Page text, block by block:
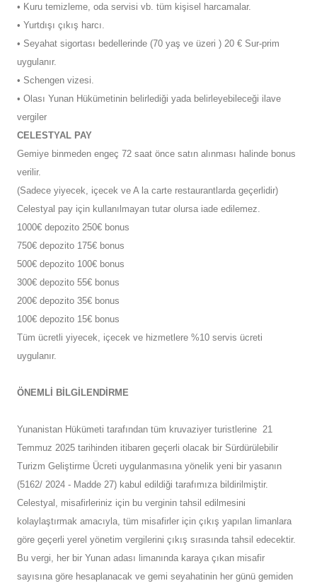
• Kuru temizleme, oda servisi vb. tüm kişisel harcamalar.
• Yurtdışı çıkış harcı.
• Seyahat sigortası bedellerinde (70 yaş ve üzeri ) 20 € Sur-prim
uygulanır.
• Schengen vizesi.
• Olası Yunan Hükümetinin belirlediği yada belirleyebileceği ilave
vergiler
CELESTYAL PAY
Gemiye binmeden engeç 72 saat önce satın alınması halinde bonus
verilir.
(Sadece yiyecek, içecek ve A la carte restaurantlarda geçerlidir)
Celestyal pay için kullanılmayan tutar olursa iade edilemez.
1000€ depozito 250€ bonus
750€ depozito 175€ bonus
500€ depozito 100€ bonus
300€ depozito 55€ bonus
200€ depozito 35€ bonus
100€ depozito 15€ bonus
Tüm ücretli yiyecek, içecek ve hizmetlere %10 servis ücreti
uygulanır.
ÖNEMLİ BİLGİLENDİRME
Yunanistan Hükümeti tarafından tüm kruvaziyer turistlerine 21
Temmuz 2025 tarihinden itibaren geçerli olacak bir Sürdürülebilir
Turizm Geliştirme Ücreti uygulanmasına yönelik yeni bir yasanın
(5162/ 2024 - Madde 27) kabul edildiği tarafımıza bildirilmiştir.
Celestyal, misafirleriniz için bu verginin tahsil edilmesini
kolaylaştırmak amacıyla, tüm misafirler için çıkış yapılan limanlara
göre geçerli yerel yönetim vergilerini çıkış sırasında tahsil edecektir.
Bu vergi, her bir Yunan adası limanında karaya çıkan misafir
sayısına göre hesaplanacak ve gemi seyahatinin her günü gemiden